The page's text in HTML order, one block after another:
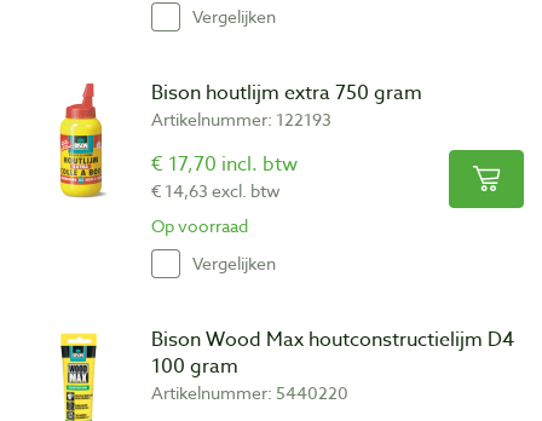
Vergelijken
Bison houtlijm extra 750 gram
Artikelnummer: 122193
€ 17,70 incl. btw
€ 14,63 excl. btw
Op voorraad
Vergelijken
Bison Wood Max houtconstructielijm D4
100 gram
Artikelnummer: 5440220